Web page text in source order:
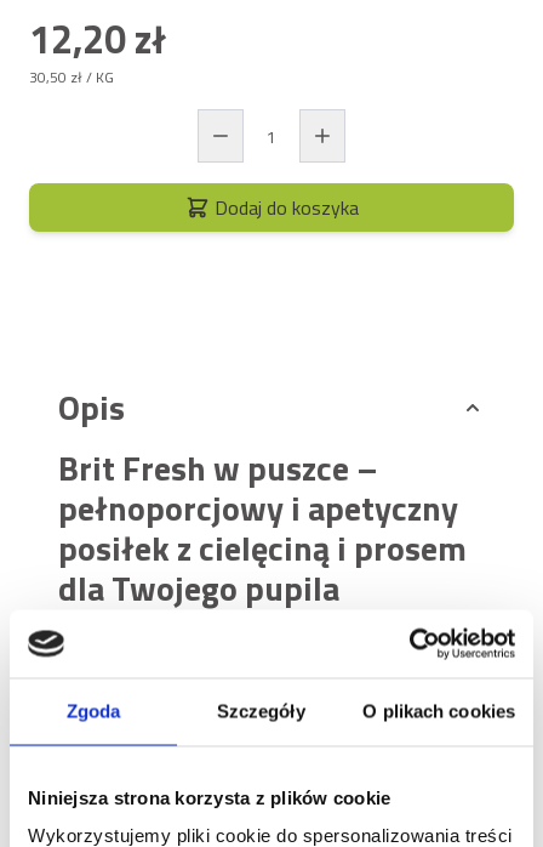
Zgoda Szczegóły O plikach cookies
Niniejsza strona korzysta z plików cookie
Wykorzystujemy pliki cookie do spersonalizowania treści
12,20 zł
30,50 zł/ KG
Dodaj do koszyka
Opis
Brit Fresh w puszce –
pełnoporcjowy i apetyczny
posiłek z cielęciną i prosem
dla Twojego pupila
Twój pies to najlepszy przyjaciel i wierny towarzysz
dnia codziennego? Podziękuj mu za bezgraniczne
pyszny posiłek! Brit Fresh z cielęciną i prosem w
puszce to idealna propozycja dla właścicieli, którzy
zwykły posiłek. Ta pełnowartościowa, zbilansowana
karma mokra jest wolna od glutenu, soi, GMO,